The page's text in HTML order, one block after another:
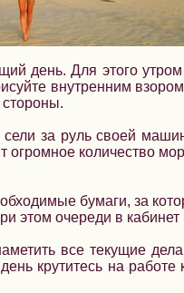
день. Для этого
внутренним
за руль своей
количество
бумаги, за
этом очереди в
все текущие
крутитесь на работе